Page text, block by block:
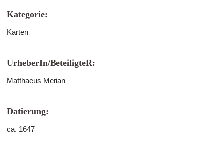
Kategorie:
Karten
UrheberIn/BeteiligteR:
Matthaeus Merian
Datierung:
ca. 1647